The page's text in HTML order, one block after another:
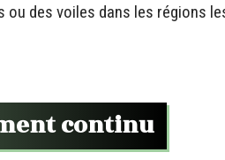
des voiles dans les régions
continu